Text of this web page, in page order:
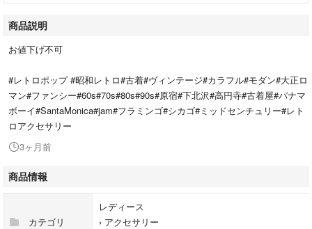
商品説明
お値下げ不可
#レトロポップ #昭和レトロ#古着#ヴィンテージ#カラフル#モダン#大正ロ
マン#ファンシー#60s#70s#80s#90s#原宿#下北沢#高円寺#古着屋#パナマ
ボーイ#SantaMonica#jam#フラミンゴ#シカゴ#ミッドセンチュリー#レト
ロアクセサリー
3ヶ月前
商品情報
カテゴリ
レディース
› アクセサリー